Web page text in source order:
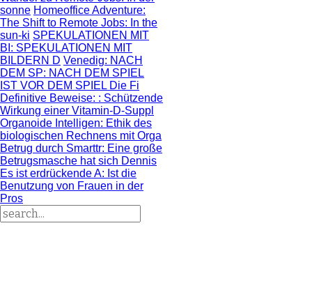
sonne Homeoffice Adventure:
The Shift to Remote Jobs: In the
sun-ki SPEKULATIONEN MIT
BI : SPEKULATIONEN MIT
BILDERN D Venedig: NACH
DEM SP: NACH DEM SPIEL
IST VOR DEM SPIEL Die Fi
Definitive Beweise: : Schützende
Wirkung einer Vitamin-D-Suppl
Organoide Intelligen: Ethik des
biologischen Rechnens mit Orga
Betrug durch Smarttr: Eine große
Betrugsmasche hat sich Dennis
Es ist erdrückende A: Ist die
Benutzung von Frauen in der
Pros